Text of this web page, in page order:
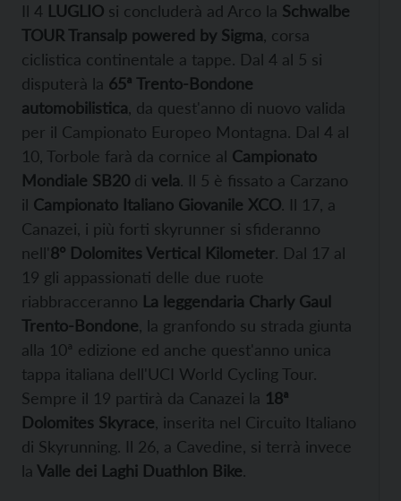
Il 4 LUGLIO si concluderà ad Arco la Schwalbe
TOUR Transalp powered by Sigma , corsa
ciclistica continentale a tappe. Dal 4 al 5 si
disputerà la 65ª Trento-Bondone
automobilistica , da quest'anno di nuovo valida
per il Campionato Europeo Montagna. Dal 4 al
10, Torbole farà da cornice al Campionato
Mondiale SB20 di vela. Il 5 è fissato a Carzano
il Campionato Italiano Giovanile XCO. Il 17, a
Canazei, i più forti skyrunner si sfideranno
nell'8° Dolomites Vertical Kilometer. Dal 17 al
19 gli appassionati delle due ruote
riabbracceranno La leggendaria Charly Gaul
Trento-Bondone , la granfondo su strada giunta
alla 10ª edizione ed anche quest'anno unica
tappa italiana dell'UCI World Cycling Tour.
Sempre il 19 partirà da Canazei la 18ª
Dolomites Skyrace , inserita nel Circuito Italiano
di Skyrunning. Il 26, a Cavedine, si terrà invece
la Valle dei Laghi Duathlon Bike.